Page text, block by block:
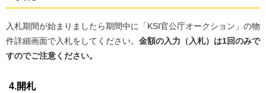
入札期間が始まりましたら期間中に「KSI官公庁オークション」の物
件詳細画面で入札をしてください。 金額の入力（入札）は1回のみで
すのでご注意ください。
4.開札